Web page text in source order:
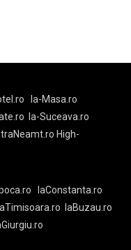
la-Masa.ro
la-Suceava.ro
High-
laConstanta.ro
laTimisoara.ro
laBuzau.ro